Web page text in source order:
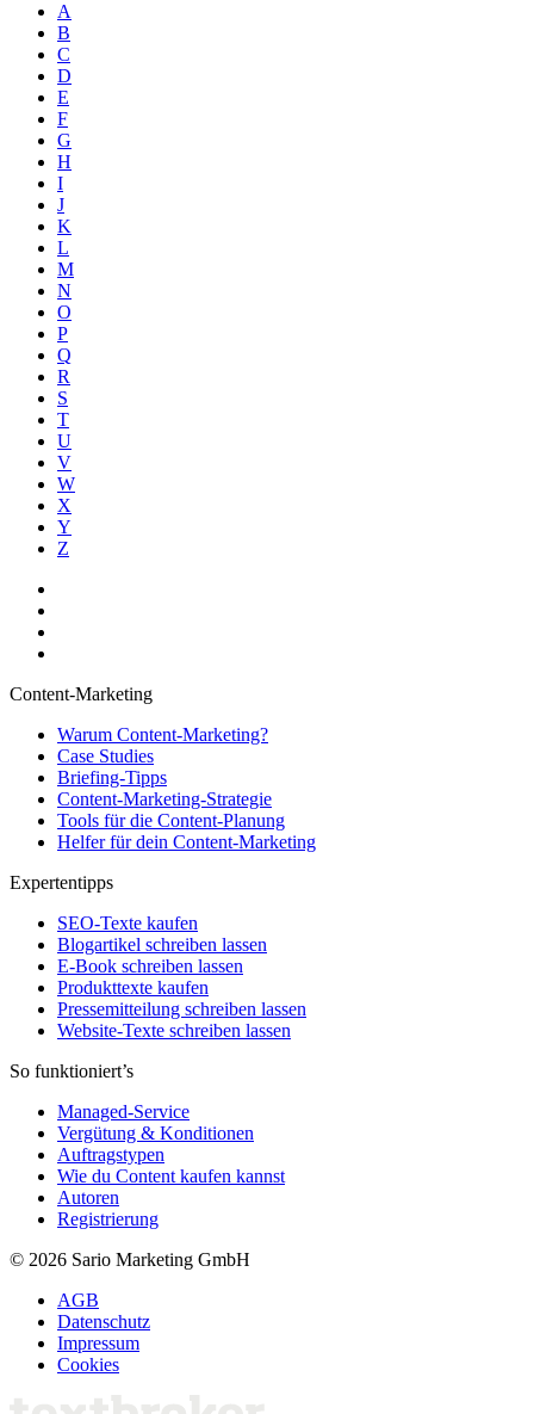
A
B
C
D
E
F
G
H
I
J
K
L
M
N
O
P
Q
R
S
T
U
V
W
X
Y
Z
Content-Marketing
Warum Content-Marketing?
Case Studies
Briefing-Tipps
Content-Marketing-Strategie
Tools für die Content-Planung
Helfer für dein Content-Marketing
Expertentipps
SEO-Texte kaufen
Blogartikel schreiben lassen
E-Book schreiben lassen
Produkttexte kaufen
Pressemitteilung schreiben lassen
Website-Texte schreiben lassen
So funktioniert’s
Managed-Service
Vergütung & Konditionen
Auftragstypen
Wie du Content kaufen kannst
Autoren
Registrierung
© 2026 Sario Marketing GmbH
AGB
Datenschutz
Impressum
Cookies